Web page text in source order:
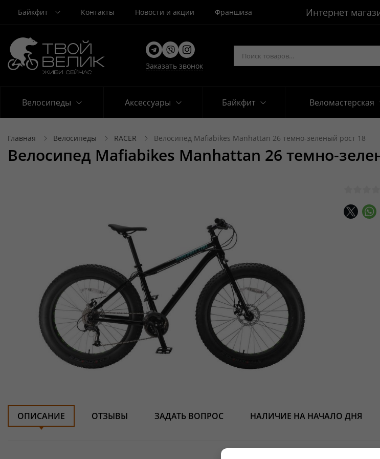
Байкфит Контакты Новости и акции Франшиза Интернет
Заказать звонок
Велосипеды Аксессуары Байкфит Веломастерская
Главная Велосипеды RACER Велосипед Mafiabikes Manhattan 26 темно-зеленый рост 18
Велосипед Mafiabikes Manhattan 26 темно-
ОПИСАНИЕ ОТЗЫВЫ ЗАДАТЬ ВОПРОС НАЛИЧИЕ НА НАЧАЛО ДНЯ